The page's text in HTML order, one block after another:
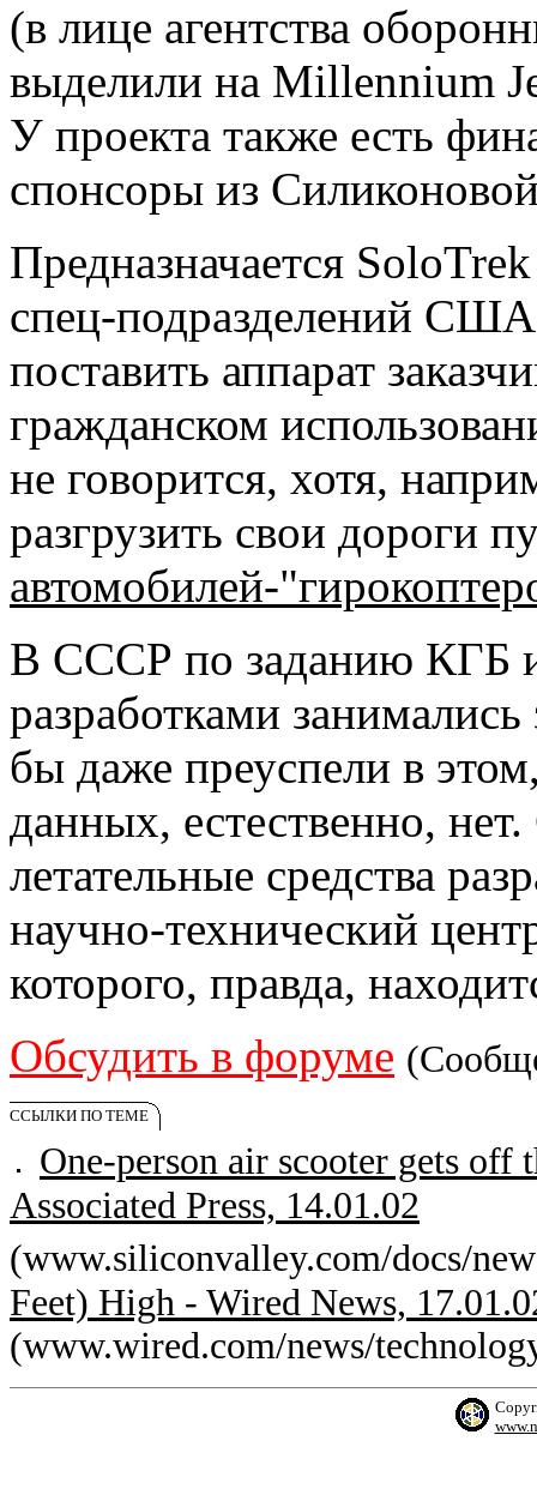
(в лице агентства
выделили на Millennium
У проекта также есть
спонсоры из
Предназначается
спец-подразделений
поставить аппарат
гражданском
не говорится, хотя,
разгрузить свои дороги
автомобилей-
В СССР по заданию КГБ
разработками
бы даже преуспели в
данных, естественно,
летательные средства
научно-технический
которого, правда,
Обсудить в форуме
ССЫЛКИ ПО ТЕМЕ
One-person air scooter gets off
Associated Press, 14.01.02
(www.siliconvalley.com/docs/
Feet) High - Wired News,
(www.wired.com/news/